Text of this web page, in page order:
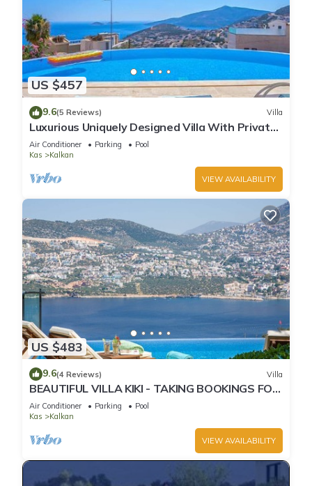
US $457
9.6(5 Reviews) Villa
Luxurious Uniquely Designed Villa With Private
Infinity Pool and OMG views!
Air Conditioner Parking
Pool
Kas
Kalkan
VIEW AVAILABILITY
US $483
9.6(4 Reviews) Villa
BEAUTIFUL VILLA KIKI - TAKING BOOKINGS FOR
2025
Air Conditioner Parking
Pool
Kas
Kalkan
VIEW AVAILABILITY